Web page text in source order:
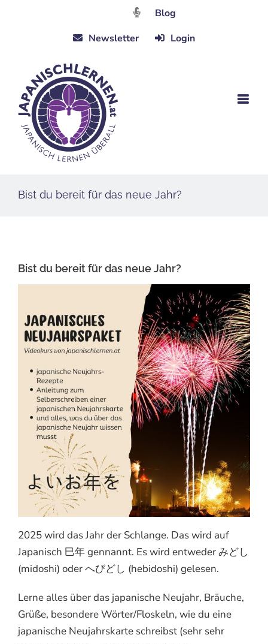
Blog
Newsletter
Login
Bist du bereit für das neue Jahr?
Bist du bereit für das neue Jahr?
2025 wird das Jahr der Schlange. Das wird auf
Japanisch 巳年 gennannt. Es wird entweder みどし
(midoshi) oder へびどし (hebidoshi) gelesen.
Lerne alles über das japanische Neujahr, Bräuche,
Grüße, besondere Wörter/Floskeln, wie du eine
japanische Neujahrskarte schreibst (sehr sehr